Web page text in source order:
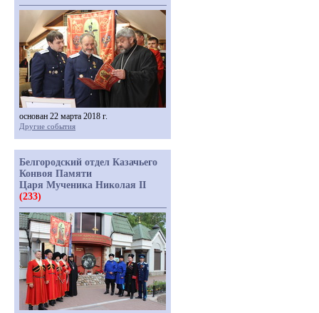
основан 22 марта 2018 г.
Другие события
Белгородский отдел Казачьего
Конвоя Памяти
Царя Мученика Николая II
(233)